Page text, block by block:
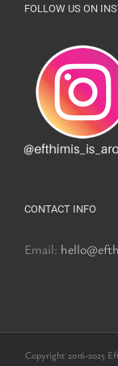
FOLLOW US ON
CONTACT INFO
Email:
Copyright 2016-2025